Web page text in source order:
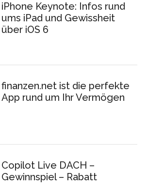
iPhone Keynote: Infos rund
ums iPad und Gewissheit
über iOS 6
finanzen.net ist die perfekte
App rund um Ihr Vermögen
Copilot Live DACH –
Gewinnspiel – Rabatt